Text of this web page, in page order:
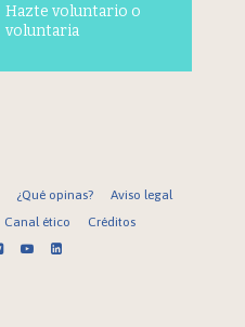
Hazte voluntario o
voluntaria
¿Qué opinas?
Aviso legal
Canal ético Créditos